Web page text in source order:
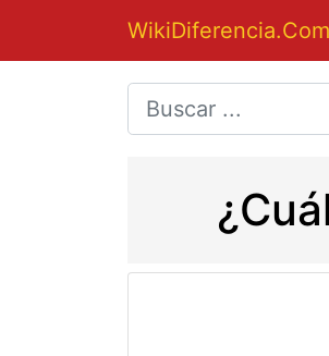
WikiDiferencia.Com